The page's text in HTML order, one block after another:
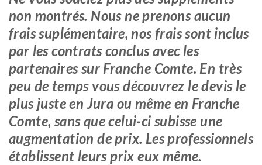
non montrés. Nous ne prenons aucun
frais suplémentaire, nos frais sont inclus
par les contrats conclus avec les
partenaires sur Franche Comte. En très
peu de temps vous découvrez le devis le
plus juste en Jura ou même en Franche
Comte, sans que celui-ci subisse une
augmentation de prix. Les professionnels
établissent leurs prix eux même.